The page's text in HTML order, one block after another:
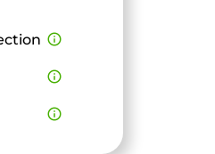
info_outline
info_outline
info_outline